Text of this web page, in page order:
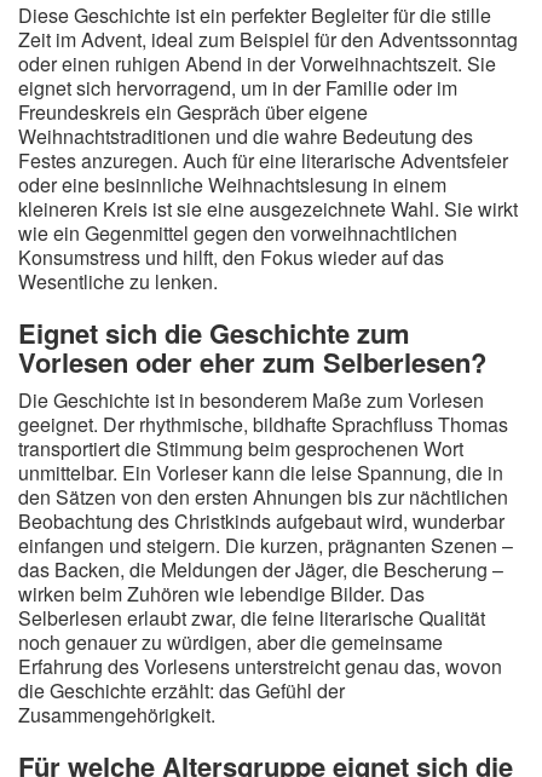
Diese Geschichte ist ein perfekter Begleiter für die stille
Zeit im Advent, ideal zum Beispiel für den Adventssonntag
oder einen ruhigen Abend in der Vorweihnachtszeit. Sie
eignet sich hervorragend, um in der Familie oder im
Freundeskreis ein Gespräch über eigene
Weihnachtstraditionen und die wahre Bedeutung des
Festes anzuregen. Auch für eine literarische Adventsfeier
oder eine besinnliche Weihnachtslesung in einem
kleineren Kreis ist sie eine ausgezeichnete Wahl. Sie wirkt
wie ein Gegenmittel gegen den vorweihnachtlichen
Konsumstress und hilft, den Fokus wieder auf das
Wesentliche zu lenken.
Eignet sich die Geschichte zum
Vorlesen oder eher zum Selberlesen?
Die Geschichte ist in besonderem Maße zum Vorlesen
geeignet. Der rhythmische, bildhafte Sprachfluss Thomas
transportiert die Stimmung beim gesprochenen Wort
unmittelbar. Ein Vorleser kann die leise Spannung, die in
den Sätzen von den ersten Ahnungen bis zur nächtlichen
Beobachtung des Christkinds aufgebaut wird, wunderbar
einfangen und steigern. Die kurzen, prägnanten Szenen –
das Backen, die Meldungen der Jäger, die Bescherung –
wirken beim Zuhören wie lebendige Bilder. Das
Selberlesen erlaubt zwar, die feine literarische Qualität
noch genauer zu würdigen, aber die gemeinsame
Erfahrung des Vorlesens unterstreicht genau das, wovon
die Geschichte erzählt: das Gefühl der
Zusammengehörigkeit.
Für welche Altersgruppe eignet sich die